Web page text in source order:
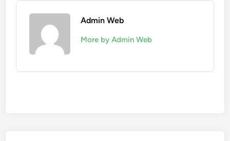
Admin Web
More by Admin Web